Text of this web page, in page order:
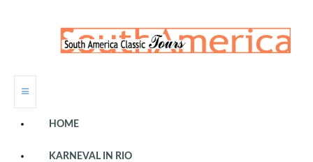
HOME
KARNEVAL IN RIO